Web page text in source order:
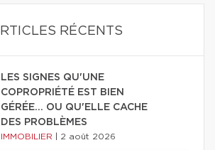
RÉCENTS
LES SIGNES QU'UNE
COPROPRIÉTÉ EST BIEN
GÉRÉE… OU QU'ELLE CACHE
DES PROBLÈMES
IMMOBILIER 2 août 2026